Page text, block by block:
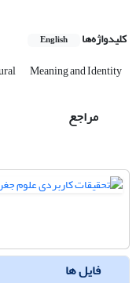
کلیدواژه‌ها English
Meaning and Identity
مراجع
فایل ها